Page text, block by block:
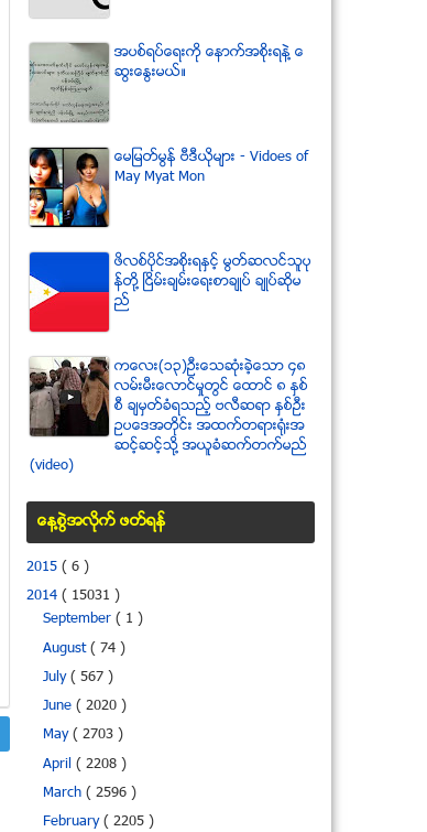
အပစ္ရပ္ေရးကို ေနာက္အစိုးရနဲ႔ ေ
ဆြးေႏြးမယ္။
ေမျမတ္မြန္ ဗီဒီယုိမ်ား - Vidoes of
May Myat Mon
ဖိလစ္ပိုင္အစိုးရႏွင့္ မြတ္ဆလင္သူပု
န္တို႔ ၿငိမ္းခ်မ္းေရးစာခ်ဳပ္ ခ်ဳပ္ဆိုမ
ည္
ကေလး(၁၃)ဦးေသဆံုးခဲ့ေသာ ၄၈
လမ္းမီးေလာင္မႈတြင္ ေထာင္ ၈ ႏွစ္
စီ ခ်မွတ္ခံရသည့္ ဗလီဆရာ ႏွစ္ဦး
ဥပေဒအတိုင္း အထက္တရားရံုးအ
ဆင့္ဆင့္သို႔ အယူခံဆက္တက္မည္
(video)
ေန႔စြဲအလိုက္ ဖတ္ရန္
2015 ( 6 )
2014 ( 15031 )
September( 1 )
August( 74 )
July( 567 )
June( 2020 )
May( 2703 )
April( 2208 )
March( 2596 )
February( 2205 )